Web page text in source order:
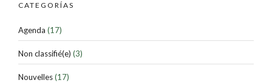
CATEGORÍAS
Agenda (17)
Non classifié(e) (3)
Nouvelles(17)